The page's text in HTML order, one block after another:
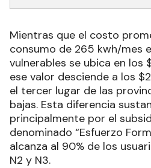
Mientras que el costo
consumo de 265 kwh/mes
vulnerables se ubica en los
ese valor desciende a los
el tercer lugar de las
bajas. Esta diferencia
principalmente por el
denominado “Esfuerzo
alcanza al 90% de los
N2 y N3.